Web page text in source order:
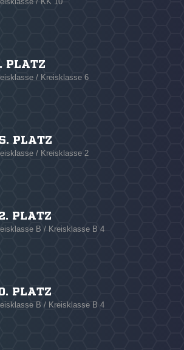
PLATZ
/ Kreisklasse 6
PLATZ
/ Kreisklasse 2
PLATZ
B / Kreisklasse B 4
PLATZ
B / Kreisklasse B 4